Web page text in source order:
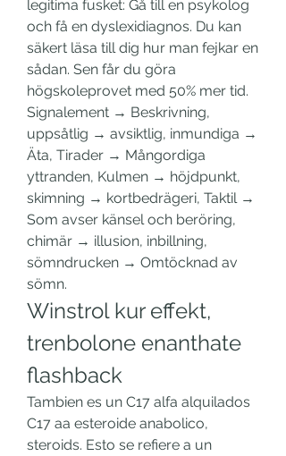
legitima fusket: Gå till en psykolog
och få en dyslexidiagnos. Du kan
säkert läsa till dig hur man fejkar en
sådan. Sen får du göra
högskoleprovet med 50% mer tid.
Signalement → Beskrivning,
uppsåtlig → avsiktlig, inmundiga →
Äta, Tirader → Mångordiga
yttranden, Kulmen → höjdpunkt,
skimning → kortbedrägeri, Taktil →
Som avser känsel och beröring,
chimär → illusion, inbillning,
sömndrucken → Omtöcknad av
sömn.
Winstrol kur effekt,
trenbolone enanthate
flashback
Tambien es un C17 alfa alquilados
C17 aa esteroide anabolico,
steroids. Esto se refiere a un